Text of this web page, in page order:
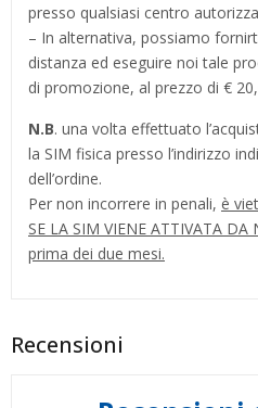
presso qualsiasi centro
– In alternativa, possiamo
distanza ed eseguire noi tale
di promozione, al prezzo di €
N.B. una volta effettuato
la SIM fisica presso l’indirizzo
dell’ordine.
Per non incorrere in penali, è
SE LA SIM VIENE ATTIVATA
prima dei due mesi.
Recensioni